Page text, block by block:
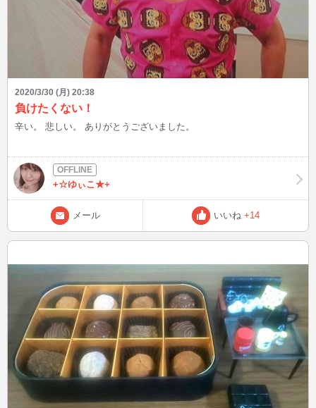
2020/3/30 (月) 20:38
負けたくない！
辛い。 悲しい。 ありがとうございました。
+☆ゆぃこ★+
メール いいね +14